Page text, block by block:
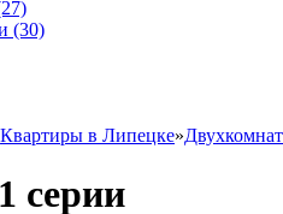
(30)
Квартиры в Липецке»
серии